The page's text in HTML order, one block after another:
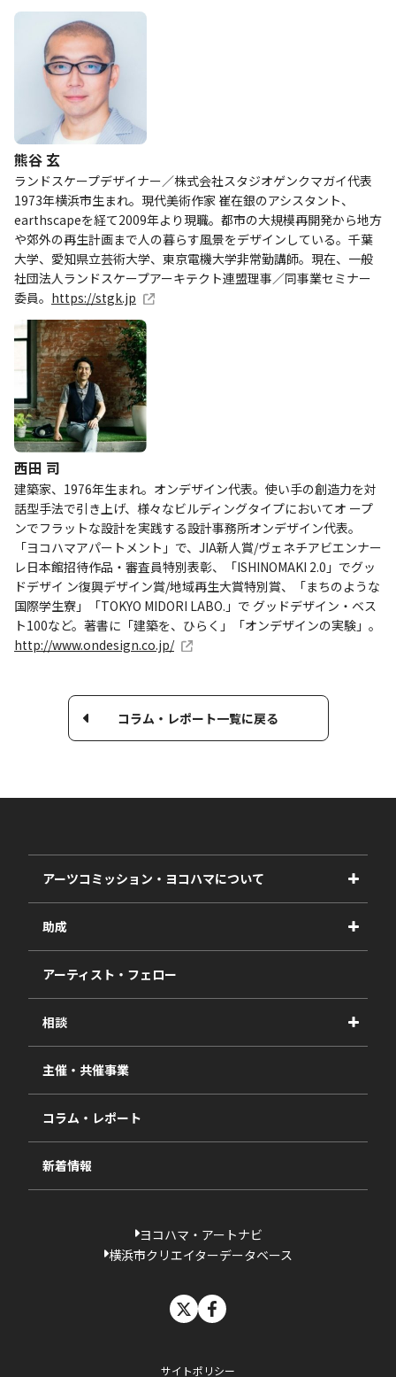
熊谷 玄
ランドスケープデザイナー／株式会社スタジオゲンクマガイ代表
1973年横浜市生まれ。現代美術作家 崔在銀のアシスタント、
earthscapeを経て2009年より現職。都市の大規模再開発から地方
や郊外の再生計画まで人の暮らす風景をデザインしている。千葉
大学、愛知県立芸術大学、東京電機大学非常勤講師。現在、一般
社団法人ランドスケープアーキテクト連盟理事／同事業セミナー
委員。 https://stgk.jp
西田 司
建築家、1976年生まれ。オンデザイン代表。使い手の創造力を対
話型手法で引き上げ、様々なビルディングタイプにおいてオ ープ
ンでフラットな設計を実践する設計事務所オンデザイン代表。
「ヨコハマアパートメント」で、JIA新人賞/ヴェネチアビエンナー
レ日本館招待作品・審査員特別表彰、「ISHINOMAKI 2.0」でグッ
ドデザイ ン復興デザイン賞/地域再生大賞特別賞、「まちのような
国際学生寮」「TOKYO MIDORI LABO.」で グッドデザイン・ベス
ト100など。著書に「建築を、ひらく」「オンデザインの実験」。
http://www.ondesign.co.jp/
コラム・レポート一覧に戻る
アーツコミッション・ヨコハマについて
事業紹介
事業報告書
助成
2027年度
2026年度
2025年度
2024年度
2023年度
過去の採択一覧
アーティスト・フェロー
相談
視察・ヒアリング・研究
相談依頼フォーム
主催・共催事業
コラム・レポート
新着情報
ヨコハマ・アートナビ
横浜市クリエイターデータベース
サイトポリシー